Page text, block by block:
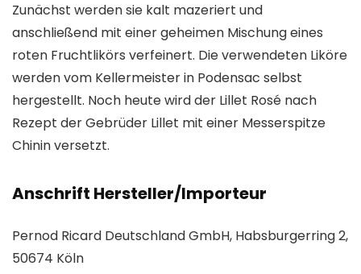
Zunächst werden sie kalt mazeriert und
anschließend mit einer geheimen Mischung eines
roten Fruchtlikörs verfeinert. Die verwendeten Liköre
werden vom Kellermeister in Podensac selbst
hergestellt. Noch heute wird der Lillet Rosé nach
Rezept der Gebrüder Lillet mit einer Messerspitze
Chinin versetzt.
Anschrift Hersteller/Importeur
Pernod Ricard Deutschland GmbH, Habsburgerring 2,
50674 Köln